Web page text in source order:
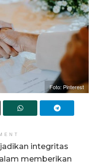
Foto: Pinterest
integritas
memberikan